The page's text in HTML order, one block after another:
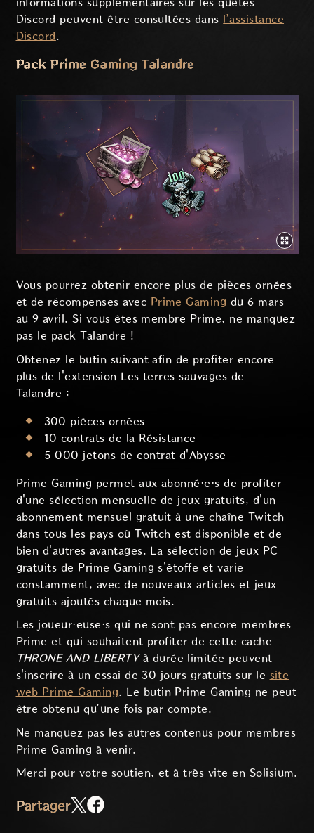
informations supplémentaires sur les quêtes
Discord peuvent être consultées dans l’assistance
Discord.
Pack Prime Gaming Talandre
Vous pourrez obtenir encore plus de pièces ornées
et de récompenses avec Prime Gaming du 6 mars
au 9 avril. Si vous êtes membre Prime, ne manquez
pas le pack Talandre !
Obtenez le butin suivant afin de profiter encore
plus de l'extension Les terres sauvages de
Talandre :
300 pièces ornées
10 contrats de la Résistance
5 000 jetons de contrat d'Abysse
Prime Gaming permet aux abonné·e·s de profiter
d'une sélection mensuelle de jeux gratuits, d'un
abonnement mensuel gratuit à une chaîne Twitch
dans tous les pays où Twitch est disponible et de
bien d'autres avantages. La sélection de jeux PC
gratuits de Prime Gaming s'étoffe et varie
constamment, avec de nouveaux articles et jeux
gratuits ajoutés chaque mois.
Les joueur·euse·s qui ne sont pas encore membres
Prime et qui souhaitent profiter de cette cache
THRONE AND LIBERTYà durée limitée peuvent
s'inscrire à un essai de 30 jours gratuits sur le site
web Prime Gaming. Le butin Prime Gaming ne peut
être obtenu qu’une fois par compte.
Ne manquez pas les autres contenus pour membres
Prime Gaming à venir.
Merci pour votre soutien, et à très vite en Solisium.
Partager